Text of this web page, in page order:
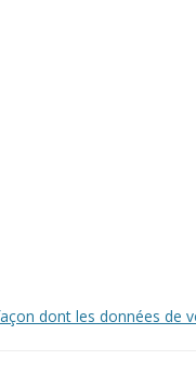
dont les données de